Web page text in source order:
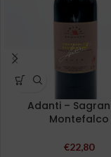
Adanti –
Montefalco
€22,80